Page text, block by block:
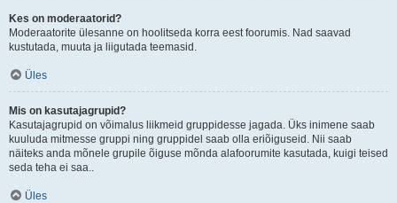
Kes on moderaatorid?
Moderaatorite ülesanne on hoolitseda korra eest foorumis. Nad saavad
kustutada, muuta ja liigutada teemasid.
Üles
Mis on kasutajagrupid?
Kasutajagrupid on võimalus liikmeid gruppidesse jagada. Üks inimene saab
kuuluda mitmesse gruppi ning gruppidel saab olla eriõiguseid. Nii saab
näiteks anda mõnele grupile õiguse mõnda alafoorumite kasutada, kuigi teised
seda teha ei saa..
Üles